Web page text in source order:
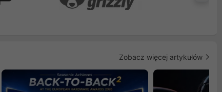
Zobacz więcej artykułów